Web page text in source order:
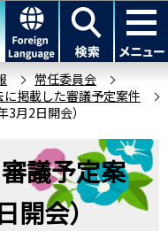
移動
常任委員会
に掲載した審議予定案件
月2日開会）
議予定案
開会）